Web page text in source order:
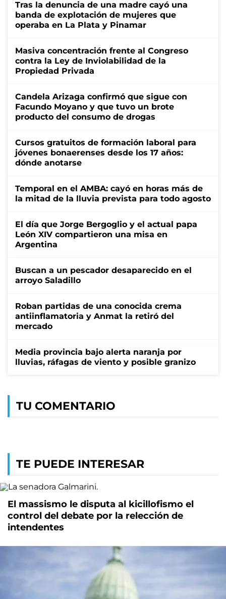
Tras la denuncia de una madre cayó una
banda de explotación de mujeres que
operaba en La Plata y Pinamar
Masiva concentración frente al Congreso
contra la Ley de Inviolabilidad de la
Propiedad Privada
Candela Arizaga confirmó que sigue con
Facundo Moyano y que tuvo un brote
producto del consumo de drogas
Cursos gratuitos de formación laboral para
jóvenes bonaerenses desde los 17 años:
dónde anotarse
Temporal en el AMBA: cayó en horas más de
la mitad de la lluvia prevista para todo agosto
El día que Jorge Bergoglio y el actual papa
León XIV compartieron una misa en
Argentina
Buscan a un pescador desaparecido en el
arroyo Saladillo
Roban partidas de una conocida crema
antiinflamatoria y Anmat la retiró del
mercado
Media provincia bajo alerta naranja por
lluvias, ráfagas de viento y posible granizo
TU COMENTARIO
TE PUEDE INTERESAR
El massismo le disputa al kicillofismo el
control del debate por la relección de
intendentes